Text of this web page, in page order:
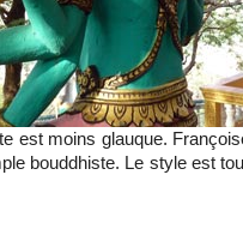
est moins glauque.
bouddhiste. Le style est